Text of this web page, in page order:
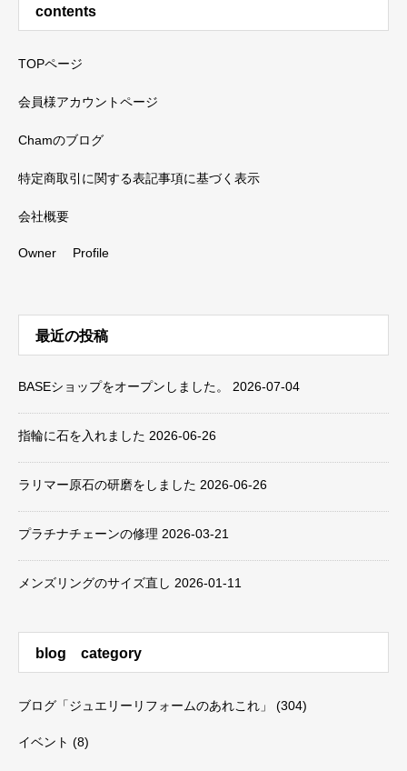
contents
TOPページ
会員様アカウントページ
Chamのブログ
特定商取引に関する表記事項に基づく表示
会社概要
Owner Profile
最近の投稿
BASEショップをオープンしました。 2026-07-04
指輪に石を入れました 2026-06-26
ラリマー原石の研磨をしました 2026-06-26
プラチナチェーンの修理 2026-03-21
メンズリングのサイズ直し 2026-01-11
blog category
ブログ「ジュエリーリフォームのあれこれ」 (304)
イベント (8)